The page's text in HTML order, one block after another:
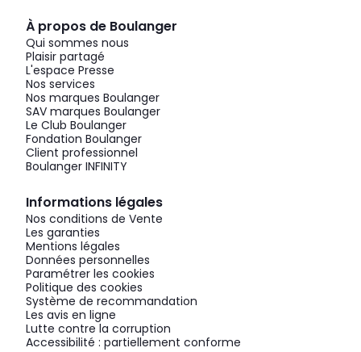
À propos de Boulanger
Qui sommes nous
Plaisir partagé
L'espace Presse
Nos services
Nos marques Boulanger
SAV marques Boulanger
Le Club Boulanger
Fondation Boulanger
Client professionnel
Boulanger INFINITY
Informations légales
Nos conditions de Vente
Les garanties
Mentions légales
Données personnelles
Paramétrer les cookies
Politique des cookies
Système de recommandation
Les avis en ligne
Lutte contre la corruption
Accessibilité : partiellement conforme